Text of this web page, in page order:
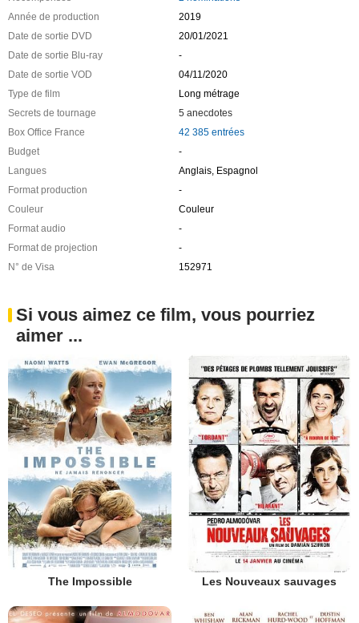
Année de production
2019
Date de sortie DVD
20/01/2021
Date de sortie Blu-ray
-
Date de sortie VOD
04/11/2020
Type de film
Long métrage
Secrets de tournage
5 anecdotes
Box Office France
42 385 entrées
Budget
-
Langues
Anglais, Espagnol
Format production
-
Couleur
Couleur
Format audio
-
Format de projection
-
N° de Visa
152971
Si vous aimez ce film, vous pourriez
aimer ...
The Impossible Les Nouveaux sauvages